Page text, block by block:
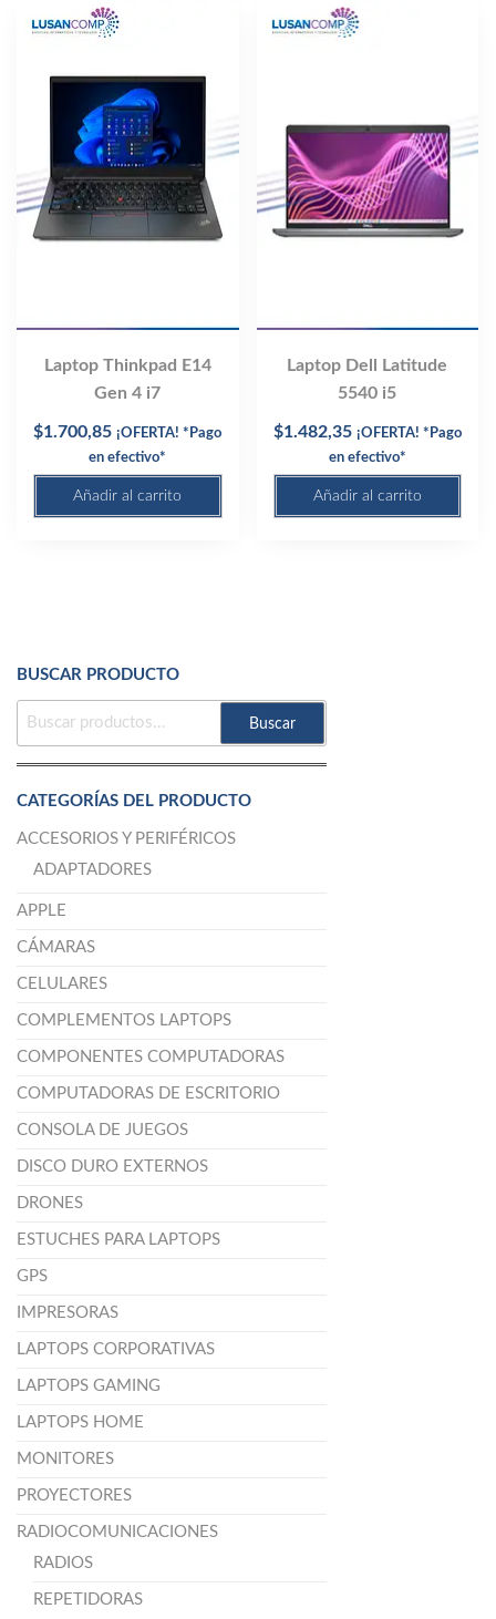
Laptop Thinkpad E14
Gen 4 i7
$1.700,85 ¡OFERTA! *Pago
en efectivo*
Añadir al carrito
Laptop Dell Latitude
5540 i5
$1.482,35 ¡OFERTA! *Pago
en efectivo*
Añadir al carrito
BUSCAR PRODUCTO
BUSCAR
Buscar
CATEGORÍAS DEL PRODUCTO
ACCESORIOS Y PERIFÉRICOS
ADAPTADORES
APPLE
CÁMARAS
CELULARES
COMPLEMENTOS LAPTOPS
COMPONENTES COMPUTADORAS
COMPUTADORAS DE ESCRITORIO
CONSOLA DE JUEGOS
DISCO DURO EXTERNOS
DRONES
ESTUCHES PARA LAPTOPS
GPS
IMPRESORAS
LAPTOPS CORPORATIVAS
LAPTOPS GAMING
LAPTOPS HOME
MONITORES
PROYECTORES
RADIOCOMUNICACIONES
RADIOS
REPETIDORAS